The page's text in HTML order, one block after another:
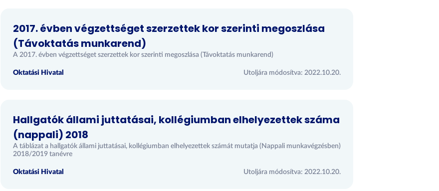
2017. évben végzettséget szerzettek kor szerinti megoszlása
(Távoktatás munkarend)
A 2017. évben végzettséget szerzettek kor szerinti megoszlása (Távoktatás munkarend)
Oktatási Hivatal Utoljára módosítva: 2022.10.20.
Hallgatók állami juttatásai, kollégiumban elhelyezettek száma
(nappali) 2018
A táblázat a hallgatók állami juttatásai, kollégiumban elhelyezettek számát mutatja (Nappali munkavégzésben)
2018/2019 tanévre
Oktatási Hivatal Utoljára módosítva: 2022.10.20.